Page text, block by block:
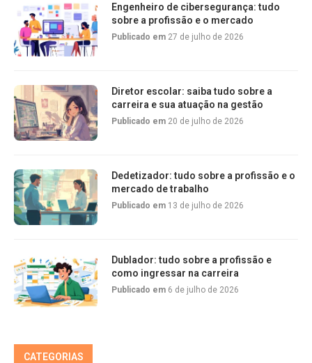
Engenheiro de cibersegurança: tudo
sobre a profissão e o mercado
Publicado em 27 de julho de 2026
Diretor escolar: saiba tudo sobre a
carreira e sua atuação na gestão
Publicado em 20 de julho de 2026
Dedetizador: tudo sobre a profissão e o
mercado de trabalho
Publicado em 13 de julho de 2026
Dublador: tudo sobre a profissão e
como ingressar na carreira
Publicado em 6 de julho de 2026
CATEGORIAS